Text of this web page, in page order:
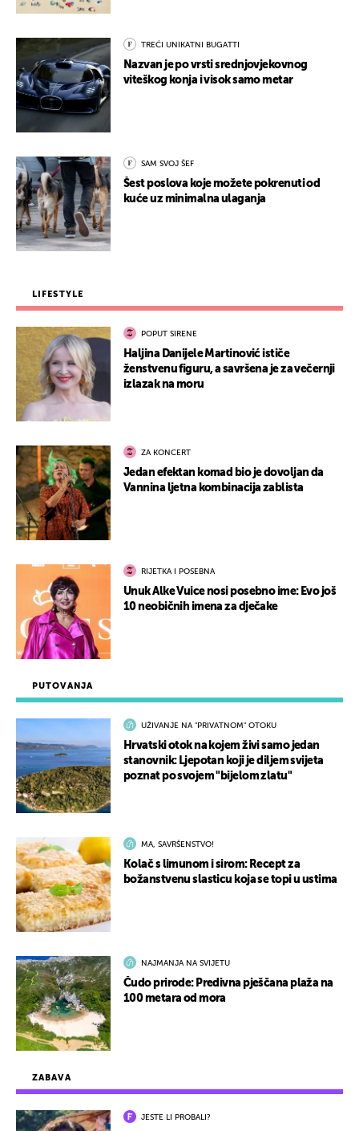
ZABAVA
JESTE LI PROBALI?
PUTOVANJA
UŽIVANJE NA "PRIVATNOM" OTOKU
Hrvatski otok na kojem živi samo jedan
stanovnik: Ljepotan koji je diljem svijeta
poznat po svojem "bijelom zlatu"
MA, SAVRŠENSTVO!
Kolač s limunom i sirom: Recept za
božanstvenu slasticu koja se topi u ustima
NAJMANJA NA SVIJETU
Čudo prirode: Predivna pješčana plaža na
100 metara od mora
TREĆI UNIKATNI BUGATTI
Nazvan je po vrsti srednjovjekovnog
viteškog konja i visok samo metar
SAM SVOJ ŠEF
Šest poslova koje možete pokrenuti od
kuće uz minimalna ulaganja
LIFESTYLE
POPUT SIRENE
Haljina Danijele Martinović ističe
ženstvenu figuru, a savršena je za večernji
izlazak na moru
ZA KONCERT
Jedan efektan komad bio je dovoljan da
Vannina ljetna kombinacija zablista
RIJETKA I POSEBNA
Unuk Alke Vuice nosi posebno ime: Evo još
10 neobičnih imena za dječake